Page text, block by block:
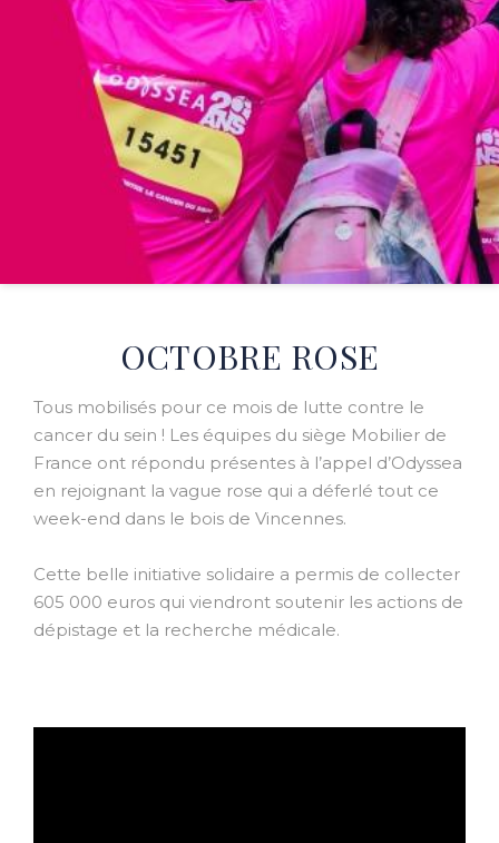
OCTOBRE ROSE
Tous mobilisés pour ce mois de lutte contre le
cancer du sein ! Les équipes du siège Mobilier de
France ont répondu présentes à l’appel d’Odyssea
en rejoignant la vague rose qui a déferlé tout ce
week-end dans le bois de Vincennes.
Cette belle initiative solidaire a permis de collecter
605 000 euros qui viendront soutenir les actions de
dépistage et la recherche médicale.